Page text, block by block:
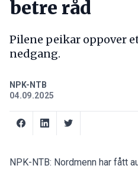
betre råd
Pilene peikar oppover
nedgang.
NPK-NTB
04.09.2025
NPK-NTB: Nordmenn har fått